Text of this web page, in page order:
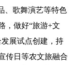
、歌舞演艺等特色
，做好“旅游+文
展试点创建，持
传日等农文旅融合